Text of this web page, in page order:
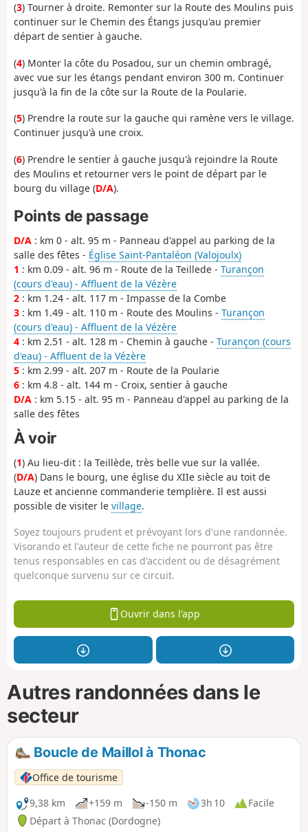
(3) Tourner à droite. Remonter sur la Route des Moulins puis
continuer sur le Chemin des Étangs jusqu'au premier
départ de sentier à gauche.
(4) Monter la côte du Posadou, sur un chemin ombragé,
avec vue sur les étangs pendant environ 300 m. Continuer
jusqu'à la fin de la côte sur la Route de la Poularie.
(5) Prendre la route sur la gauche qui ramène vers le village.
Continuer jusqu'à une croix.
(6) Prendre le sentier à gauche jusqu'à rejoindre la Route
des Moulins et retourner vers le point de départ par le
bourg du village (D/A).
Points de passage
D/A : km 0 - alt. 95 m - Panneau d'appel au parking de la
salle des fêtes - Église Saint-Pantaléon (Valojoulx)
1 : km 0.09 - alt. 96 m - Route de la Teillede - Turançon
(cours d'eau) - Affluent de la Vézère
2 : km 1.24 - alt. 117 m - Impasse de la Combe
3 : km 1.49 - alt. 110 m - Route des Moulins - Turançon
(cours d'eau) - Affluent de la Vézère
4 : km 2.51 - alt. 128 m - Chemin à gauche - Turançon (cours
d'eau) - Affluent de la Vézère
5 : km 2.99 - alt. 207 m - Route de la Poularie
6 : km 4.8 - alt. 144 m - Croix, sentier à gauche
D/A : km 5.15 - alt. 95 m - Panneau d'appel au parking de la
salle des fêtes
À voir
(1) Au lieu-dit : la Teillède, très belle vue sur la vallée.
(D/A) Dans le bourg, une église du XIIe siècle au toit de
Lauze et ancienne commanderie templière. Il est aussi
possible de visiter le village.
Soyez toujours prudent et prévoyant lors d'une randonnée.
Visorando et l'auteur de cette fiche ne pourront pas être
tenus responsables en cas d'accident ou de désagrément
quelconque survenu sur ce circuit.
Ouvrir dans l'app
Autres randonnées dans le
secteur
Boucle de Maillol à Thonac
Office de tourisme
9,38 km
+159 m -150 m 3h 10
Facile
Départ à Thonac (Dordogne)